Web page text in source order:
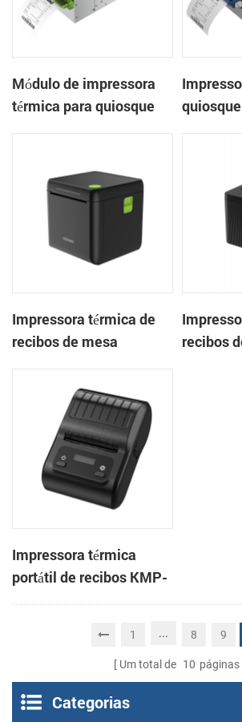
Módulo de impressora
térmica para quiosque
mm para máquinas de
jogos
de
Impressora térmica de
recibos de mesa
polegadas de alta
velocidade para POS e
entrega
recibos
Impressora térmica
portátil de recibos KMP-
200 58 mm Bluetooth
1 ... 8 9
Um total de 10 páginas
Categorias